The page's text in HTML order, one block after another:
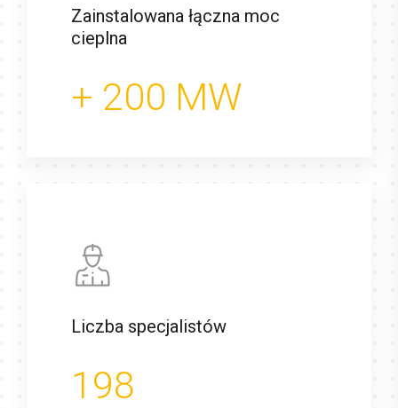
Zainstalowana łączna moc
cieplna
+ 200 MW
Liczba specjalistów
198